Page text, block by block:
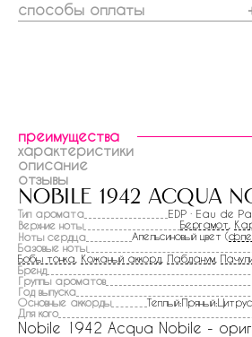
способы оплаты
преимущества
характеристики
описание
отзывы
nobile 1942 acqua
Тип аромата
EDP · Eau de
Верхние ноты
Бергамот
Ноты сердца
Апельсиновый цвет (
Базовые ноты
Бобы тонка Кожаный аккорд Лабданум
Бренд
Группы ароматов
Год выпуска
Основные аккорды
Для кого
Nobile 1942 Acqua Nobile -